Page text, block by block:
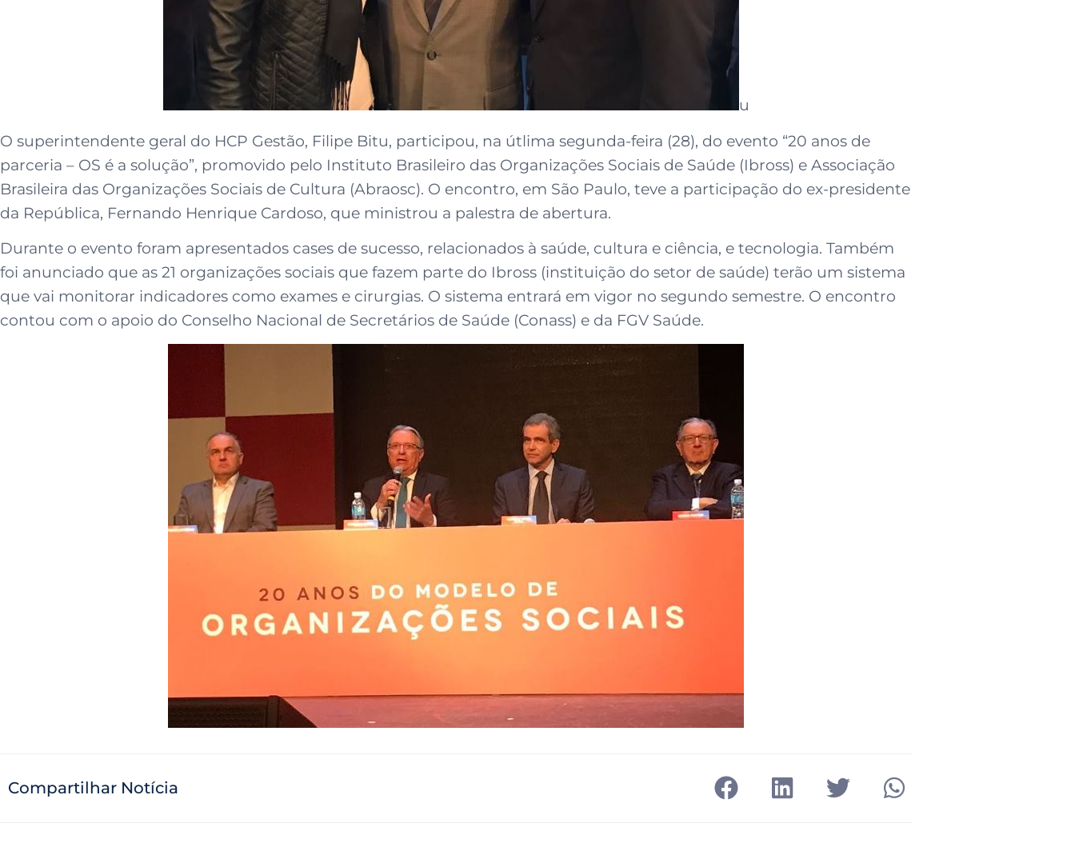
u
O superintendente geral do HCP Gestão, Filipe Bitu, participou, na útlima segunda-feira (28), do evento “20 anos de
parceria – OS é a solução”, promovido pelo Instituto Brasileiro das Organizações Sociais de Saúde (Ibross) e Associação
Brasileira das Organizações Sociais de Cultura (Abraosc). O encontro, em São Paulo, teve a participação do ex-presidente
da República, Fernando Henrique Cardoso, que ministrou a palestra de abertura.
Durante o evento foram apresentados cases de sucesso, relacionados à saúde, cultura e ciência, e tecnologia. Também
foi anunciado que as 21 organizações sociais que fazem parte do Ibross (instituição do setor de saúde) terão um sistema
que vai monitorar indicadores como exames e cirurgias. O sistema entrará em vigor no segundo semestre. O encontro
contou com o apoio do Conselho Nacional de Secretários de Saúde (Conass) e da FGV Saúde.
Compartilhar Notícia